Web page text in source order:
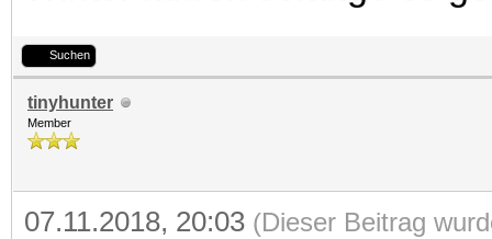
Suchen
tinyhunter
Member
07.11.2018, 20:03 (Dieser Beitrag